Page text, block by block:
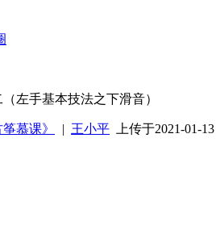
左手基本技法之下滑音）
慕课》 | 王小平 上传于2021-01-13